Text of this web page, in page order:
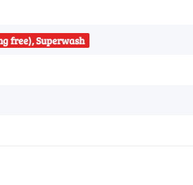
free), Superwash